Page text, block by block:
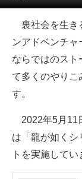
注目記事を集
ITの今と未来を
スマホと通信
ビジネスと働
裏社会を生き
ンアドベンチ
ならではのスト
て多くのやりこ
す。
2022年5月11
は「龍が如くシ
トを実施してい